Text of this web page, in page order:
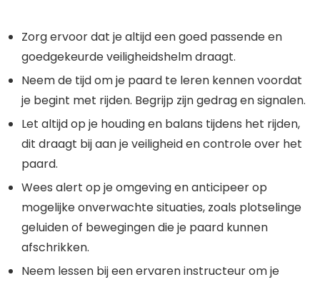
Zorg ervoor dat je altijd een goed passende en
goedgekeurde veiligheidshelm draagt.
Neem de tijd om je paard te leren kennen voordat
je begint met rijden. Begrijp zijn gedrag en signalen.
Let altijd op je houding en balans tijdens het rijden,
dit draagt bij aan je veiligheid en controle over het
paard.
Wees alert op je omgeving en anticipeer op
mogelijke onverwachte situaties, zoals plotselinge
geluiden of bewegingen die je paard kunnen
afschrikken.
Neem lessen bij een ervaren instructeur om je